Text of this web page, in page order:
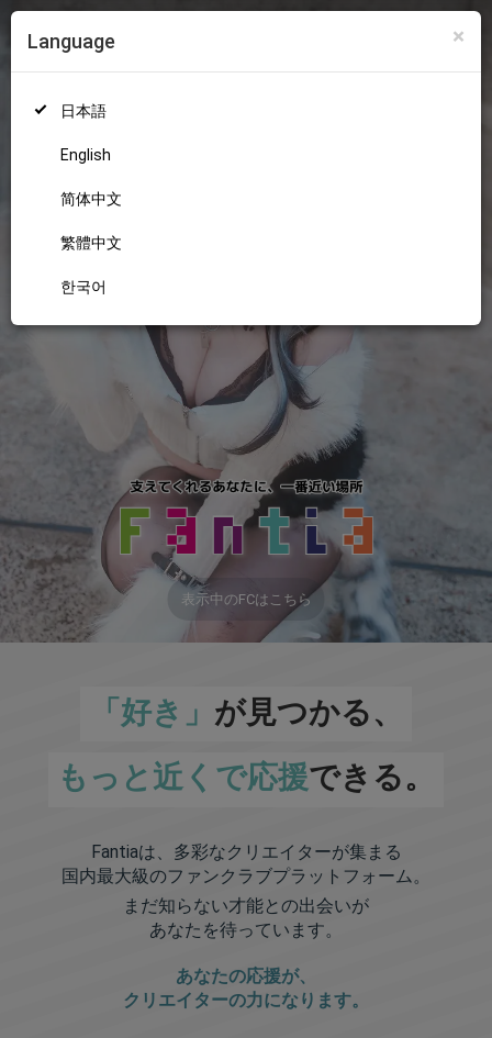
×
Language
日本語
English
简体中文
繁體中文
한국어
18+
表示中のFCはこちら
「好き」 が見つかる、
もっと近くで応援できる。
Fantiaは、多彩なクリエイターが集まる
国内最大級のファンクラブプラットフォーム。
まだ知らない才能との出会いが
あなたを待っています。
あなたの応援が、
クリエイターの力になります。